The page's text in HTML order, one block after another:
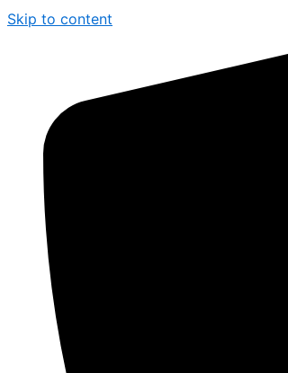
Skip to content